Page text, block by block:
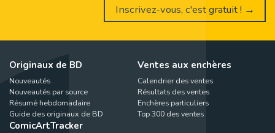
Inscrivez-vous, c'est gratuit ! →
Originaux de BD
Nouveautés
Nouveautés par source
Résumé hebdomadaire
Guide des originaux de BD
Ventes aux enchères
Calendrier des ventes
Résultats des ventes
Enchères particuliers
Top 300 des ventes
ComicArtTracker